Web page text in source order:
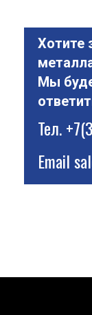
Хотите
Мы
Тел.
Email